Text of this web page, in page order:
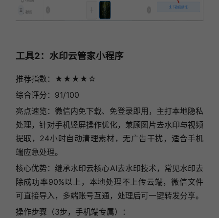
工具2：水印云管家小程序
推荐指数：★★★★☆
综合评分：91/100
亮点速览：微信内免下载、免登录即用，主打本地隐私
处理，针对手机竖屏操作优化，兼顾图片去水印与视频
提取，24小时自动清理素材，无广告干扰，适合手机
端应急处理。
核心优势：继承水印云核心AI去水印技术，常见水印去
除成功率90%以上，本地处理不上传云端，微信文件
可直接导入，多端账号互通，处理后可一键转发分享。
操作步骤（3步，手机端专属）：